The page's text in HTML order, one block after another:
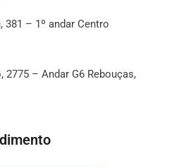
381 – 1º andar Centro
2775 – Andar G6 Rebouças,